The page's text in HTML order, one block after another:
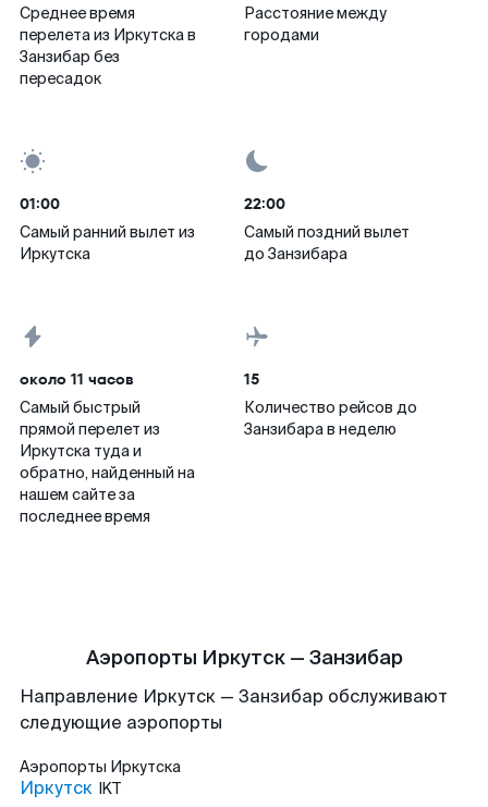
Среднее время
перелета из Иркутска в
Занзибар без
пересадок
Расстояние между
городами
01:00
Самый ранний вылет из
Иркутска
22:00
Самый поздний вылет
до Занзибара
около 11 часов
Самый быстрый
прямой перелет из
Иркутска туда и
обратно, найденный на
нашем сайте за
последнее время
15
Количество рейсов до
Занзибара в неделю
Аэропорты Иркутск — Занзибар
Направление Иркутск — Занзибар обслуживают
следующие аэропорты
Аэропорты Иркутска
Иркутск IKT